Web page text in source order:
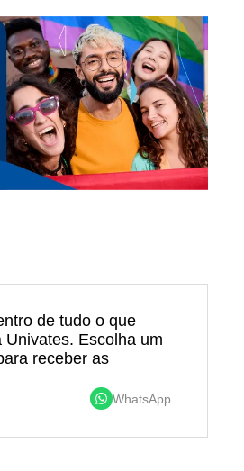
de tudo o que
Univates. Escolha um
receber as
WhatsApp